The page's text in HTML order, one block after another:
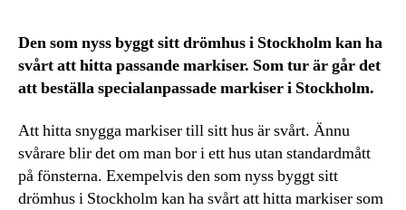
Den som nyss byggt sitt drömhus i Stockholm kan ha
svårt att hitta passande markiser. Som tur är går det
att beställa specialanpassade markiser i Stockholm.
Att hitta snygga markiser till sitt hus är svårt. Ännu
svårare blir det om man bor i ett hus utan standardmått
på fönsterna. Exempelvis den som nyss byggt sitt
drömhus i Stockholm kan ha svårt att hitta markiser som